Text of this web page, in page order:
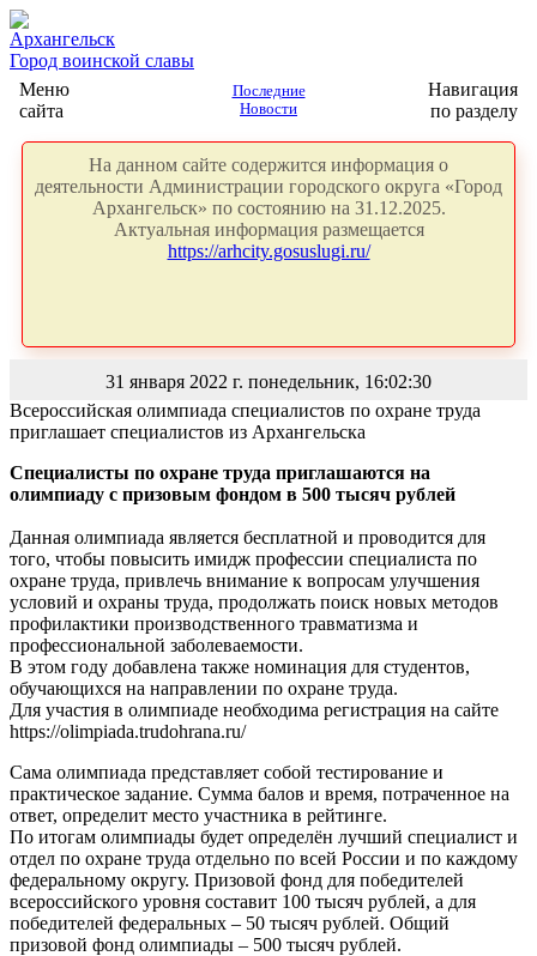
Архангельск
Город воинской славы
Меню
сайта
Последние
Новости
Навигация
по разделу
На данном сайте содержится информация о
деятельности Администрации городского округа «Город
Архангельск» по состоянию на 31.12.2025.
Актуальная информация размещается
https://arhcity.gosuslugi.ru/
31 января 2022 г. понедельник, 16:02:30
Всероссийская олимпиада специалистов по охране труда
приглашает специалистов из Архангельска
Специалисты по охране труда приглашаются на
олимпиаду с призовым фондом в 500 тысяч рублей
Данная олимпиада является бесплатной и проводится для
того, чтобы повысить имидж профессии специалиста по
охране труда, привлечь внимание к вопросам улучшения
условий и охраны труда, продолжать поиск новых методов
профилактики производственного травматизма и
профессиональной заболеваемости.
В этом году добавлена также номинация для студентов,
обучающихся на направлении по охране труда.
Для участия в олимпиаде необходима регистрация на сайте
https://olimpiada.trudohrana.ru/
Сама олимпиада представляет собой тестирование и
практическое задание. Сумма балов и время, потраченное на
ответ, определит место участника в рейтинге.
По итогам олимпиады будет определён лучший специалист и
отдел по охране труда отдельно по всей России и по каждому
федеральному округу. Призовой фонд для победителей
всероссийского уровня составит 100 тысяч рублей, а для
победителей федеральных – 50 тысяч рублей. Общий
призовой фонд олимпиады – 500 тысяч рублей.